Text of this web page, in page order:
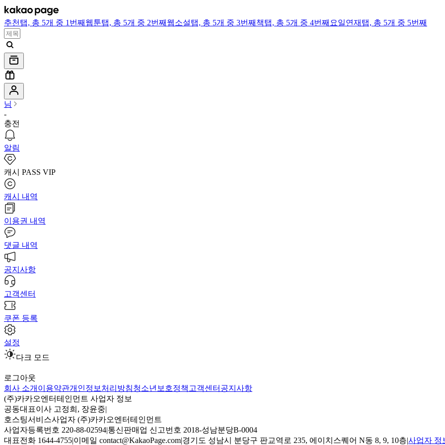
추천 탭, 총 5개 중 1번째 웹툰탭, 총 5개 중 2번째 웹소설탭, 총 5개 중 3번째 책탭, 총 5개 중 4번째 요일연재 탭, 총 5개 중 5번째
님
-
충전
알림
캐시 PASS VIP
캐시 내역
이용권 내역
댓글 내역
공지사항
고객센터
쿠폰 등록
설정
다크 모드
로그아웃
회사 소개 이용약관개인정보처리방침청소년보호정책 고객센터 공지사항
(주)카카오엔터테인먼트 사업자 정보
공동대표이사 고정희, 장윤중|
호스팅서비스사업자 (주)카카오엔터테인먼트
사업자등록번호 220-88-02594|통신판매업 신고번호 2018-성남분당B-0004
대표전화 1644-4755|이메일 contact@KakaoPage.com|경기도 성남시 분당구 판교역로 235, 에이치스퀘어 N동 8, 9, 10층|사업자 정